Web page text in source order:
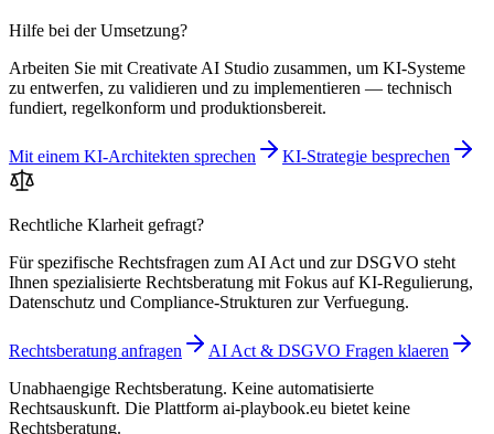
Hilfe bei der Umsetzung?
Arbeiten Sie mit Creativate AI Studio zusammen, um KI-Systeme
zu entwerfen, zu validieren und zu implementieren — technisch
fundiert, regelkonform und produktionsbereit.
Mit einem KI-Architekten sprechen KI-Strategie besprechen
Rechtliche Klarheit gefragt?
Für spezifische Rechtsfragen zum AI Act und zur DSGVO steht
Ihnen spezialisierte Rechtsberatung mit Fokus auf KI-Regulierung,
Datenschutz und Compliance-Strukturen zur Verfuegung.
Rechtsberatung anfragen
AI Act & DSGVO Fragen klaeren
Unabhaengige Rechtsberatung. Keine automatisierte
Rechtsauskunft. Die Plattform ai-playbook.eu bietet keine
Rechtsberatung.